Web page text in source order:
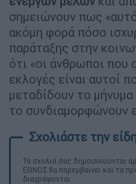
σημειώνουν πως
ακόμη φορά πόσο
παράταξης στην
ότι «οι άνθρωποι που
εκλογές είναι αυτοί
μεταδίδουν το
το συνδιαμορφώνουν
Τα σχολιά σας δημοσιεύονται
ΕΘΝΟΣ θα παρεμβαίνει και τα
διαγράφονται